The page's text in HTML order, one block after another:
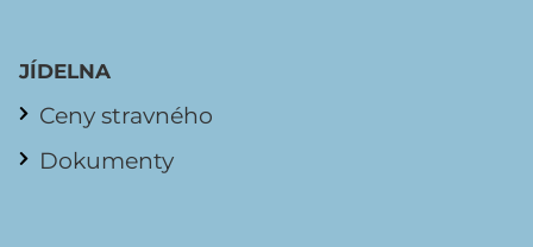
JÍDELNA
Ceny stravného
Dokumenty